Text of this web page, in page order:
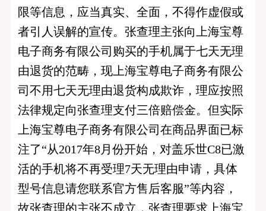
限等信息，应当真实、全面，不得作虚假或
者引人误解的宣传。张查理主张向上海宝尊
电子商务有限公司购买的手机属于七天无理
由退货的范畴，现上海宝尊电子商务有限公
司不用七天无理由退货构成欺诈，理应按照
法律规定向张查理支付三倍赔偿金。但实际
上海宝尊电子商务有限公司在商品界面已标
注了“从2017年8月份开始，对盖乐世C8已激
活的手机将不再受理7天无理由申请，具体
型号信息请您联系官方售后客服”等内容，
故张查理的主张不成立，张查理要求上海宝